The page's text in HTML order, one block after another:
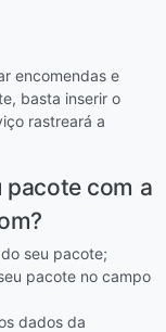
encomendas e
basta inserir o
rastreará a
pacote com a
seu pacote;
pacote no campo
dados da